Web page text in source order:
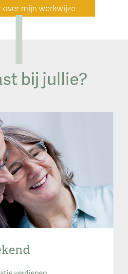
over mijn werkwijze
bij jullie?